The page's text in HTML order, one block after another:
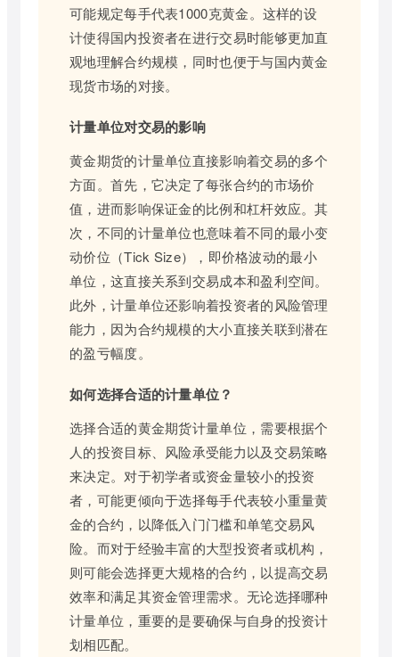
可能规定每手代表1000克黄金。这样的设
计使得国内投资者在进行交易时能够更加直
观地理解合约规模，同时也便于与国内黄金
现货市场的对接。
计量单位对交易的影响
黄金期货的计量单位直接影响着交易的多个
方面。首先，它决定了每张合约的市场价
值，进而影响保证金的比例和杠杆效应。其
次，不同的计量单位也意味着不同的最小变
动价位（Tick Size），即价格波动的最小
单位，这直接关系到交易成本和盈利空间。
此外，计量单位还影响着投资者的风险管理
能力，因为合约规模的大小直接关联到潜在
的盈亏幅度。
如何选择合适的计量单位？
选择合适的黄金期货计量单位，需要根据个
人的投资目标、风险承受能力以及交易策略
来决定。对于初学者或资金量较小的投资
者，可能更倾向于选择每手代表较小重量黄
金的合约，以降低入门门槛和单笔交易风
险。而对于经验丰富的大型投资者或机构，
则可能会选择更大规格的合约，以提高交易
效率和满足其资金管理需求。无论选择哪种
计量单位，重要的是要确保与自身的投资计
划相匹配。